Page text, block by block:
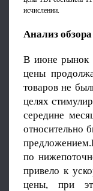
исчислении.
Анализ обзора
В июне рынок
цены
товаров не
целях
середине
относительно
по
привело к
цены, при